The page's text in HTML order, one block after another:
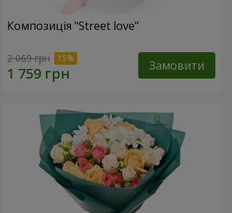
Композиція "Street love"
2 069 грн Замовити